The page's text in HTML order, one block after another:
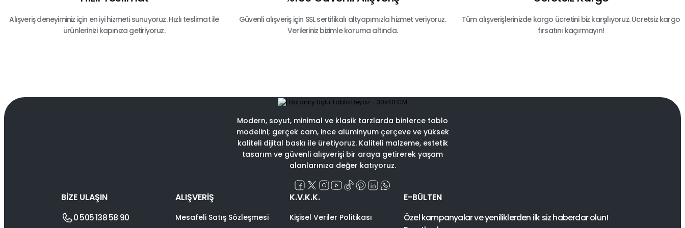
Alışveriş deneyiminiz için en iyi hizmeti sunuyoruz. Hızlı teslimat ile
ürünlerinizi kapınıza getiriyoruz.
Güvenli alışveriş için SSL sertifikalı altyapımızla hizmet veriyoruz.
Verileriniz bizimle koruma altında.
Tüm alışverişlerinizde kargo ücretini biz karşılıyoruz. Ücretsiz kargo
fırsatını kaçırmayın!
Modern, soyut, minimal ve klasik tarzlarda binlerce tablo
modelini; gerçek cam, ince alüminyum çerçeve ve yüksek
kaliteli dijital baskı ile üretiyoruz. Kaliteli malzeme, estetik
tasarım ve güvenli alışverişi bir araya getirerek yaşam
alanlarınıza değer katıyoruz.
BİZE ULAŞIN
0 505 138 58 90
ALIŞVERİŞ
Mesafeli Satış Sözleşmesi
K.V.K.K.
Kişisel Veriler Politikası
E-BÜLTEN
Özel kampanyalar ve yeniliklerden ilk siz haberdar olun!